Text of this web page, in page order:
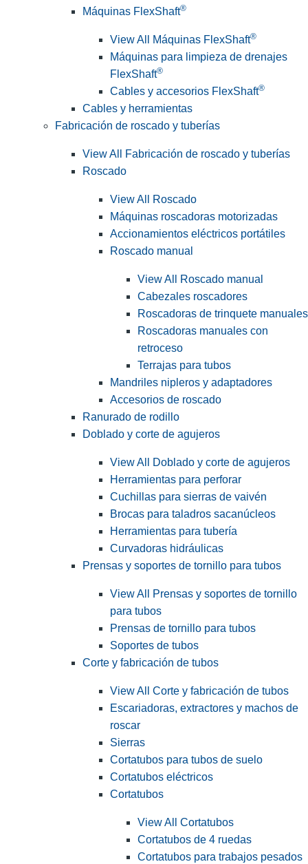
Máquinas FlexShaft®
View All Máquinas FlexShaft®
Máquinas para limpieza de drenajes
FlexShaft®
Cables y accesorios FlexShaft®
Cables y herramientas
Fabricación de roscado y tuberías
View All Fabricación de roscado y tuberías
Roscado
View All Roscado
Máquinas roscadoras motorizadas
Accionamientos eléctricos portátiles
Roscado manual
View All Roscado manual
Cabezales roscadores
Roscadoras de trinquete manuales
Roscadoras manuales con
retroceso
Terrajas para tubos
Mandriles nipleros y adaptadores
Accesorios de roscado
Ranurado de rodillo
Doblado y corte de agujeros
View All Doblado y corte de agujeros
Herramientas para perforar
Cuchillas para sierras de vaivén
Brocas para taladros sacanúcleos
Herramientas para tubería
Curvadoras hidráulicas
Prensas y soportes de tornillo para tubos
View All Prensas y soportes de tornillo
para tubos
Prensas de tornillo para tubos
Soportes de tubos
Corte y fabricación de tubos
View All Corte y fabricación de tubos
Escariadoras, extractores y machos de
roscar
Sierras
Cortatubos para tubos de suelo
Cortatubos eléctricos
Cortatubos
View All Cortatubos
Cortatubos de 4 ruedas
Cortatubos para trabajos pesados